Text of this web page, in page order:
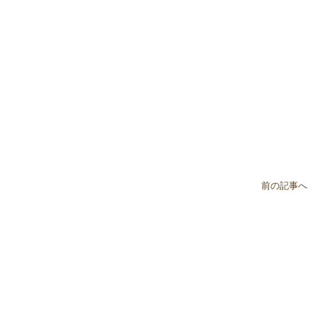
前の記事へ